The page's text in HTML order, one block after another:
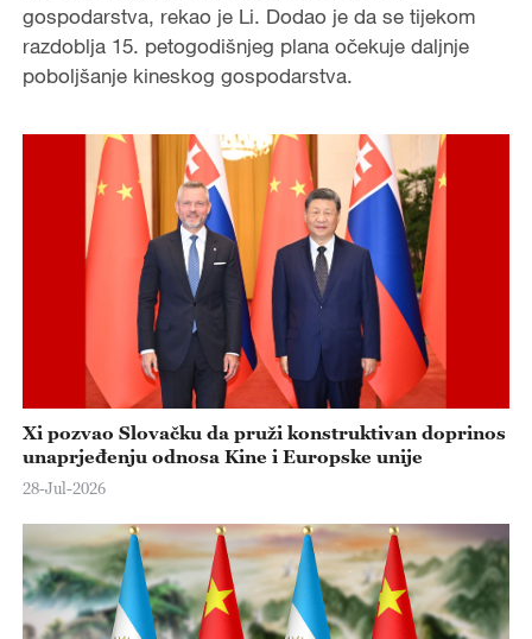
gospodarstva, rekao je Li. Dodao je da se tijekom
razdoblja 15. petogodišnjeg plana očekuje daljnje
poboljšanje kineskog gospodarstva.
Xi pozvao Slovačku da pruži konstruktivan doprinos
unaprjeđenju odnosa Kine i Europske unije
28-Jul-2026